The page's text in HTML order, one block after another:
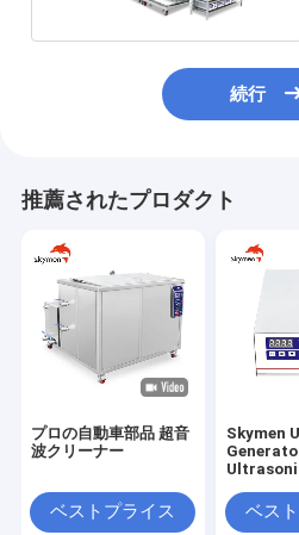
続行
推薦されたプロダクト
プロの自動車部品 超音
波クリーナー
ベストプライス
Skymen
KG1800-
ベス